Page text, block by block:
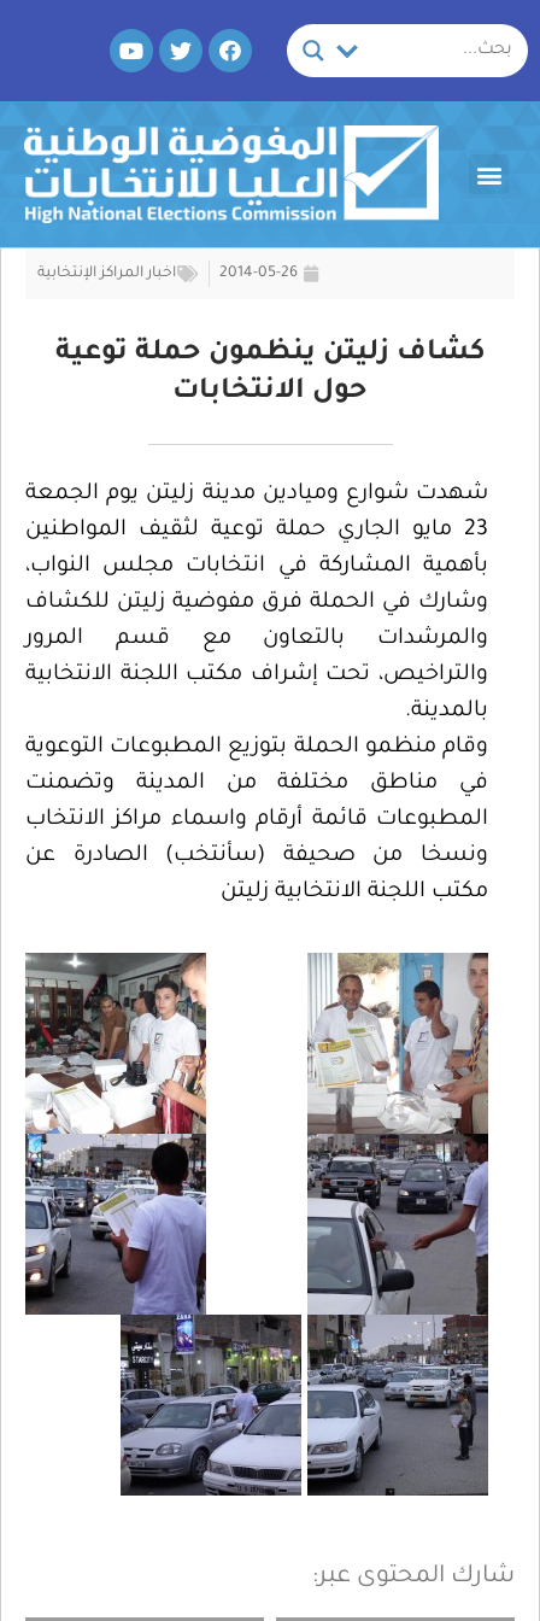
إلى
المحتوى
F
a
e
b
o
o
k
T
w
t
t
e
r
Y
o
t
b
e
Menu
2014-05-26 اخبار المراكز الإنتخابية
كشاف زليتن ينظمون حملة توعية
حول الانتخابات
شهدت شوارع وميادين مدينة زليتن يوم الجمعة
23 مايو الجاري حملة توعية لثقيف المواطنين
بأهمية المشاركة في انتخابات مجلس النواب،
وشارك في الحملة فرق مفوضية زليتن للكشاف
والمرشدات بالتعاون مع قسم المرور
والتراخيص، تحت إشراف مكتب اللجنة الانتخابية
بالمدينة.
وقام منظمو الحملة بتوزيع المطبوعات التوعوية
في مناطق مختلفة من المدينة وتضمنت
المطبوعات قائمة أرقام واسماء مراكز الانتخاب
ونسخا من صحيفة (سأنتخب) الصادرة عن
مكتب اللجنة الانتخابية زليتن
شارك المحتوى عبر: